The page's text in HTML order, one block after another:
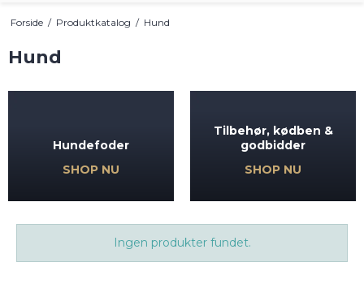
Forside / Produktkatalog / Hund
Hund
Hundefoder
SHOP NU
Tilbehør, kødben &
godbidder
SHOP NU
Ingen produkter fundet.